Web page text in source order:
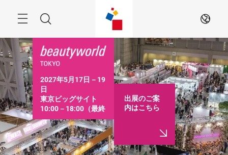
す
る
索
JA
2027年5月17日－19
日
東京ビッグサイト
10:00－18:00（最終
日は16:30まで）
出展のご案
内はこちら